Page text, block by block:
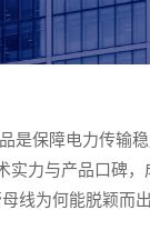
是保障电力传输
力与产品口碑
线为何能脱颖而出